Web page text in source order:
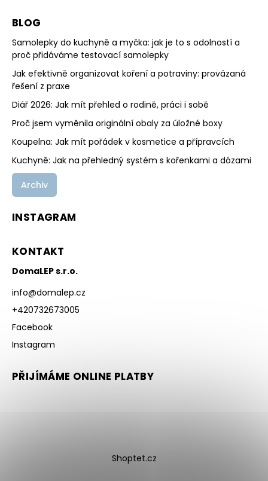
BLOG
Samolepky do kuchyně a myčka: jak je to s odolností a
proč přidáváme testovací samolepky
Jak efektivně organizovat koření a potraviny: provázaná
řešení z praxe
Diář 2026: Jak mít přehled o rodině, práci i sobě
Proč jsem vyměnila originální obaly za úložné boxy
Koupelna: Jak mít pořádek v kosmetice a přípravcích
Kuchyně: Jak na přehledný systém s kořenkami a dózami
Archiv
INSTAGRAM
KONTAKT
DomaLEP s.r.o.
info@domalep.cz
+420732673005
Facebook
Instagram
PŘIJÍMÁME ONLINE PLATBY
Shoptet.cz